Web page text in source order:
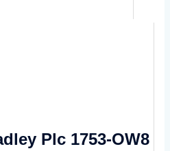
Plc 1753-OW8